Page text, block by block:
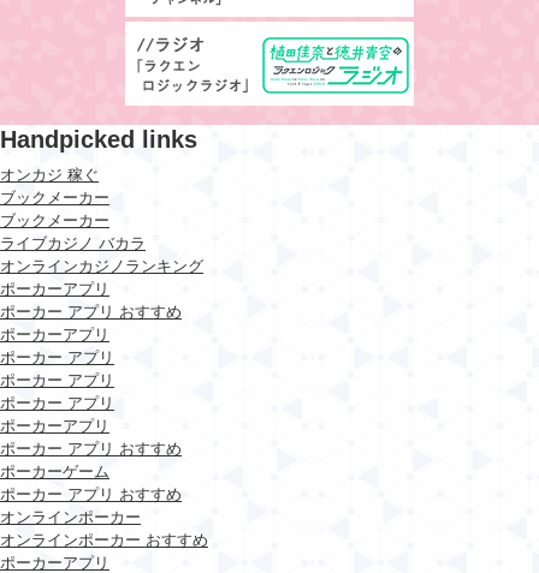
Handpicked links
オンカジ 稼ぐ
ブックメーカー
ブックメーカー
ライブカジノ バカラ
オンラインカジノランキング
ポーカーアプリ
ポーカー アプリ おすすめ
ポーカーアプリ
ポーカー アプリ
ポーカー アプリ
ポーカー アプリ
ポーカーアプリ
ポーカー アプリ おすすめ
ポーカーゲーム
ポーカー アプリ おすすめ
オンラインポーカー
オンラインポーカー おすすめ
ポーカーアプリ